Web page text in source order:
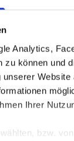
Analytics,
zu können und
Ihrer
bzw.
side exception